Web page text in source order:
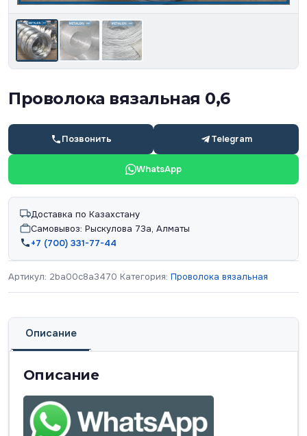
Проволока вязальная 0,6
Позвонить Telegram
WhatsApp
Доставка по Казахстану
Самовывоз: Рыскулова 73а, Алматы
+7 (700) 331-77-44
Артикул: 2ba00c8a3470 Категория: Проволока вязальная
Описание
Описание